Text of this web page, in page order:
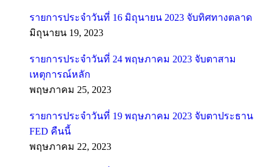
รายการประจำวันที่ 16 มิถุนายน 2023 จับทิศทางตลาด
มิถุนายน 19, 2023
รายการประจำวันที่ 24 พฤษภาคม 2023 จับตาสาม
เหตุการณ์หลัก
พฤษภาคม 25, 2023
รายการประจำวันที่ 19 พฤษภาคม 2023 จับตาประธาน
FED คืนนี้
พฤษภาคม 22, 2023